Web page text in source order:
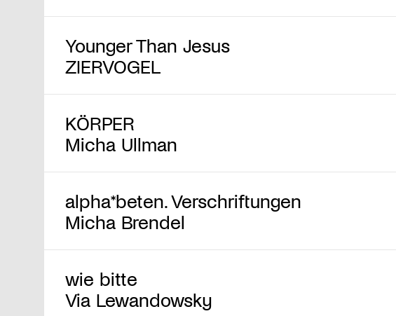
Younger Than Jesus
ZIERVOGEL
KÖRPER
Micha Ullman
alpha*beten. Verschriftungen
Micha Brendel
wie bitte
Via Lewandowsky